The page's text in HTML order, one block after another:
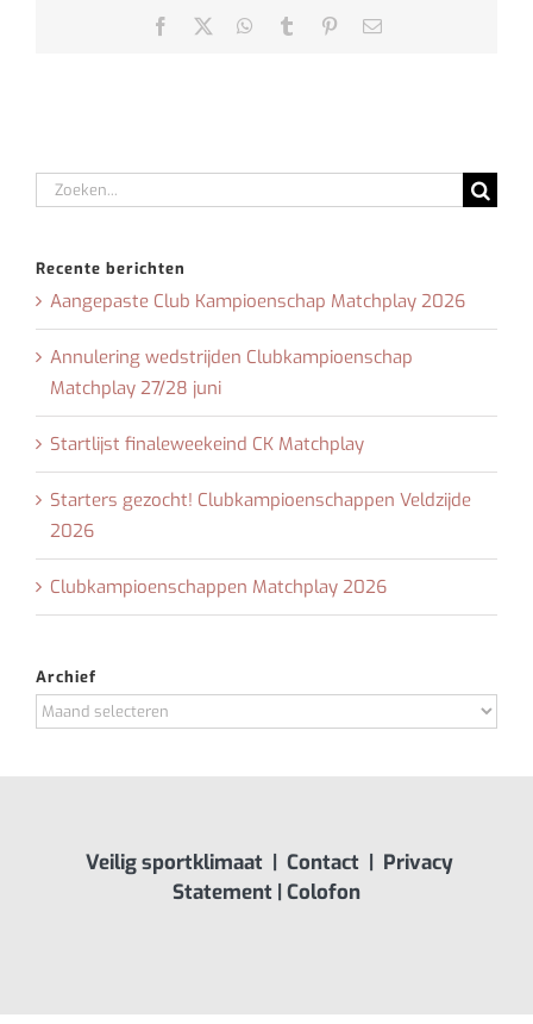
Facebook WhatsApp
Tumblr Pinterest
E-
Zoeken
naar:
Recente berichten
Aangepaste Club Kampioenschap Matchplay 2026
Annulering wedstrijden Clubkampioenschap
Matchplay 27/28 juni
Startlijst finaleweekeind CK Matchplay
Starters gezocht! Clubkampioenschappen Veldzijde
2026
Clubkampioenschappen Matchplay 2026
Archief
Archief
Veilig sportklimaat| Contact| Privacy
Statement | Colofon